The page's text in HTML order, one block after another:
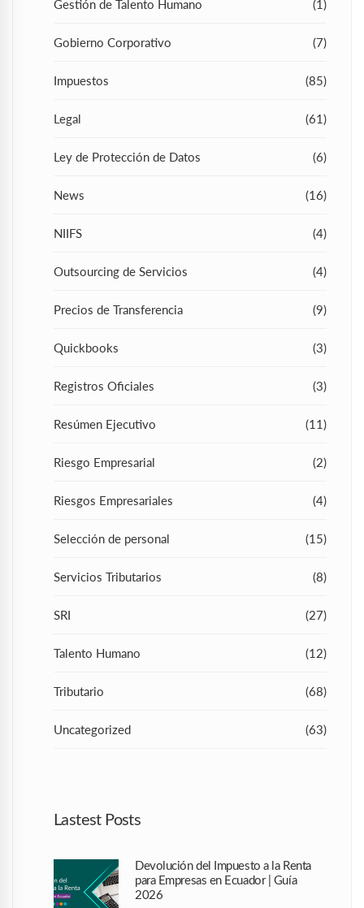
Gestión de Talento Humano (1)
Gobierno Corporativo (7)
Impuestos (85)
Legal (61)
Ley de Protección de Datos (6)
News (16)
NIIFS (4)
Outsourcing de Servicios (4)
Precios de Transferencia (9)
Quickbooks (3)
Registros Oficiales (3)
Resúmen Ejecutivo (11)
Riesgo Empresarial (2)
Riesgos Empresariales (4)
Selección de personal (15)
Servicios Tributarios (8)
SRI (27)
Talento Humano (12)
Tributario (68)
Uncategorized (63)
Lastest Posts
Devolución del Impuesto a la Renta
para Empresas en Ecuador | Guía
2026